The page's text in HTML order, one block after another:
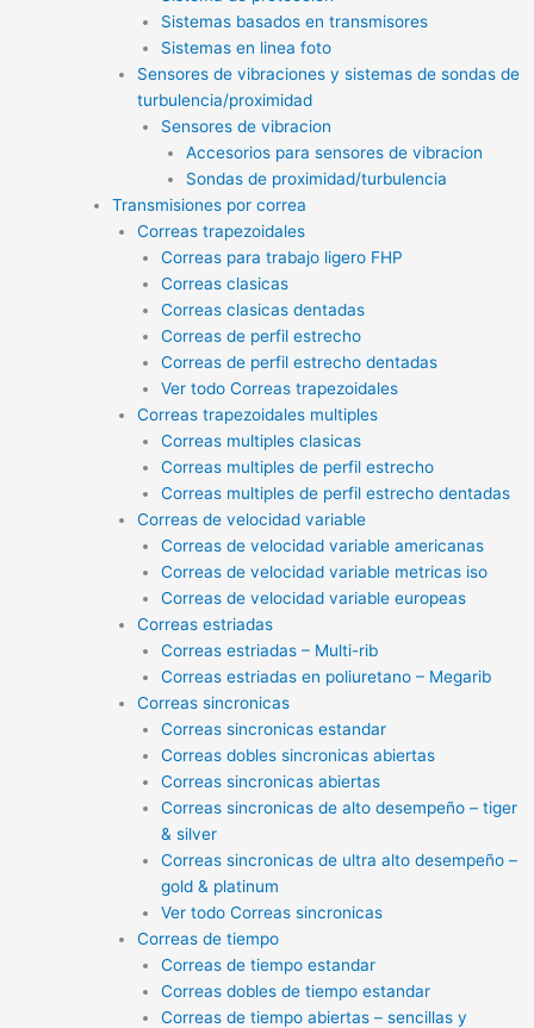
Sistemas basados en transmisores
Sistemas en linea foto
Sensores de vibraciones y sistemas de sondas de
turbulencia/proximidad
Sensores de vibracion
Accesorios para sensores de vibracion
Sondas de proximidad/turbulencia
Transmisiones por correa
Correas trapezoidales
Correas para trabajo ligero FHP
Correas clasicas
Correas clasicas dentadas
Correas de perfil estrecho
Correas de perfil estrecho dentadas
Ver todo Correas trapezoidales
Correas trapezoidales multiples
Correas multiples clasicas
Correas multiples de perfil estrecho
Correas multiples de perfil estrecho dentadas
Correas de velocidad variable
Correas de velocidad variable americanas
Correas de velocidad variable metricas iso
Correas de velocidad variable europeas
Correas estriadas
Correas estriadas – Multi-rib
Correas estriadas en poliuretano – Megarib
Correas sincronicas
Correas sincronicas estandar
Correas dobles sincronicas abiertas
Correas sincronicas abiertas
Correas sincronicas de alto desempeño – tiger
& silver
Correas sincronicas de ultra alto desempeño –
gold & platinum
Ver todo Correas sincronicas
Correas de tiempo
Correas de tiempo estandar
Correas dobles de tiempo estandar
Correas de tiempo abiertas – sencillas y